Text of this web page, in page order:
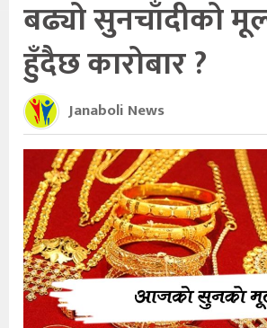
बढ्यो सुनचाँदीको
हुँदैछ कारोबार ?
Janaboli News